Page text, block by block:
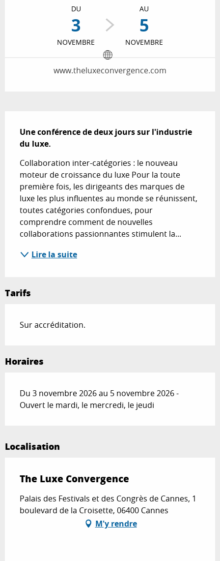
DU
3
NOVEMBRE
AU
5
NOVEMBRE
www.theluxeconvergence.com
Une conférence de deux jours sur l'industrie
du luxe.
Collaboration inter-catégories : le nouveau
moteur de croissance du luxe Pour la toute
première fois, les dirigeants des marques de
luxe les plus influentes au monde se réunissent,
toutes catégories confondues, pour
comprendre comment de nouvelles
collaborations passionnantes stimulent la...
Lire la suite
Tarifs
Sur accréditation.
Horaires
Du 3 novembre 2026 au 5 novembre 2026 -
Ouvert le mardi, le mercredi, le jeudi
Localisation
The Luxe Convergence
Palais des Festivals et des Congrès de Cannes, 1
boulevard de la Croisette, 06400 Cannes
M'y rendre